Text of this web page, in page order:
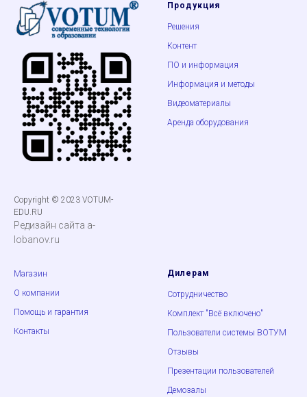
Copyright © 2023 VOTUM-
EDU.RU
Редизайн сайта a-
lobanov.ru
Продукция
Решения
Контент
ПО и информация
Информация и методы
Видеоматериалы
Аренда оборудования
Магазин
О компании
Помощь и гарантия
Контакты
Дилерам
Сотрудничество
Комплект "Всё включено"
Пользователи системы ВОТУМ
Отзывы
Презентации пользователей
Демозалы